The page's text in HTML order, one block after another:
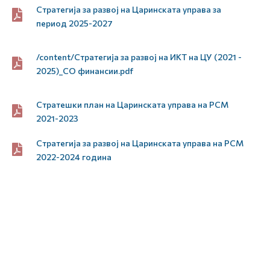
Стратегија за развој на Царинската управа за
период 2025-2027
/content/Стратегија за развој на ИКТ на ЦУ (2021 -
2025)_СО финансии.pdf
Стратешки план на Царинската управа на РСМ
2021-2023
Стратегија за развој на Царинската управа на РСМ
2022-2024 година